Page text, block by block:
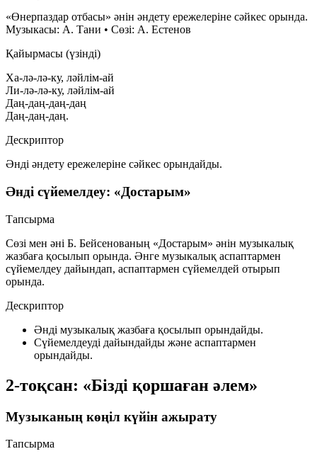
«Өнерпаздар отбасы» әнін әндету ережелеріне сәйкес орында.
Музыкасы: А. Тани • Сөзі: А. Естенов
Қайырмасы (үзінді)
Ха-лә-лә-ку, ләйлім-ай
Ли-лә-лә-ку, ләйлім-ай
Даң-даң-даң-даң
Даң-даң-даң.
Дескриптор
Әнді әндету ережелеріне сәйкес орындайды.
Әнді сүйемелдеу: «Достарым»
Тапсырма
Сөзі мен әні Б. Бейсенованың «Достарым» әнін музыкалық
жазбаға қосылып орында. Әнге музыкалық аспаптармен
сүйемелдеу дайындап, аспаптармен сүйемелдей отырып
орында.
Дескриптор
Әнді музыкалық жазбаға қосылып орындайды.
Сүйемелдеуді дайындайды және аспаптармен
орындайды.
2-тоқсан: «Бізді қоршаған әлем»
Музыканың көңіл күйін ажырату
Тапсырма